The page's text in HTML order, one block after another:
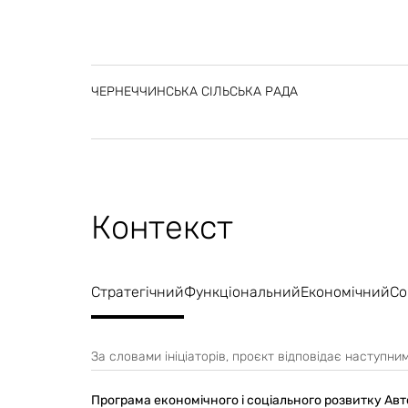
ЧЕРНЕЧЧИНСЬКА СІЛЬСЬКА РАДА
Контекст
СтратегічнийФункціональнийЕкономічний
За словами ініціаторів, проєкт відповідає
Програма економічного і соціального розвитку